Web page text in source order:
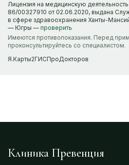
Лицензия на медицинскую
86/00327910 от 02.06.2020, выдана
в сфере здравоохранения Ханты-
— Югры — проверить
Имеются противопоказания. Перед
проконсультируйтесь со специалистом.
Я.Карты2ГИСПроДокторов
Клиника Превенция